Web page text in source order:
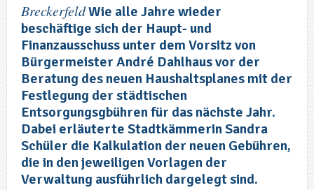
BreckerfeldWie alle Jahre wieder
beschäftige sich der Haupt- und
Finanzausschuss unter dem Vorsitz von
Bürgermeister André Dahlhaus vor der
Beratung des neuen Haushaltsplanes mit der
Festlegung der städtischen
Entsorgungsgbühren für das nächste Jahr.
Dabei erläuterte Stadtkämmerin Sandra
Schüler die Kalkulation der neuen Gebühren,
die in den jeweiligen Vorlagen der
Verwaltung ausführlich dargelegt sind.